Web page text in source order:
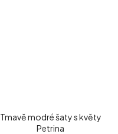
Tmavě modré šaty s květy
Petrina